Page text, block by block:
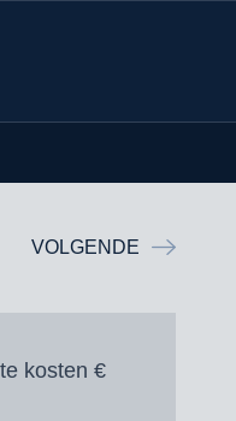
VOLGENDE
kosten €